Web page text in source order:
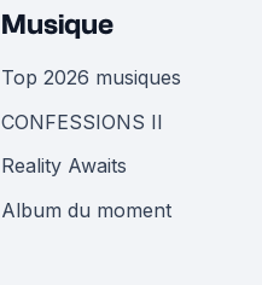
Musique
Top 2026 musiques
CONFESSIONS II
Reality Awaits
Album du moment